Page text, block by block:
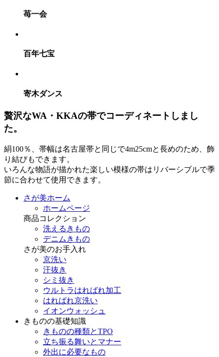
苺一会
百年七宝
寄木ダンス
贅沢なWA・KKAの帯でコーディネートしまし
た。
絹100％、帯幅は名古屋帯と同じで4m25cmと長めのため、飾
り結びもできます。
いろんな物語が描かれた楽しい模様の帯はリバーシブルで季
節に合わせて使用できます。
さが美ホーム
ホームページ
商品コレクション
洗えるきもの
デニムきもの
さが美のお手入れ
京洗い
汗抜き
シミ抜き
ウルトラはればれ加工
はればれ京洗い
イオンウォッシュ
きものの基礎知識
きものの種類とTPO
立ち振る舞いとマナー
外出に必要なもの